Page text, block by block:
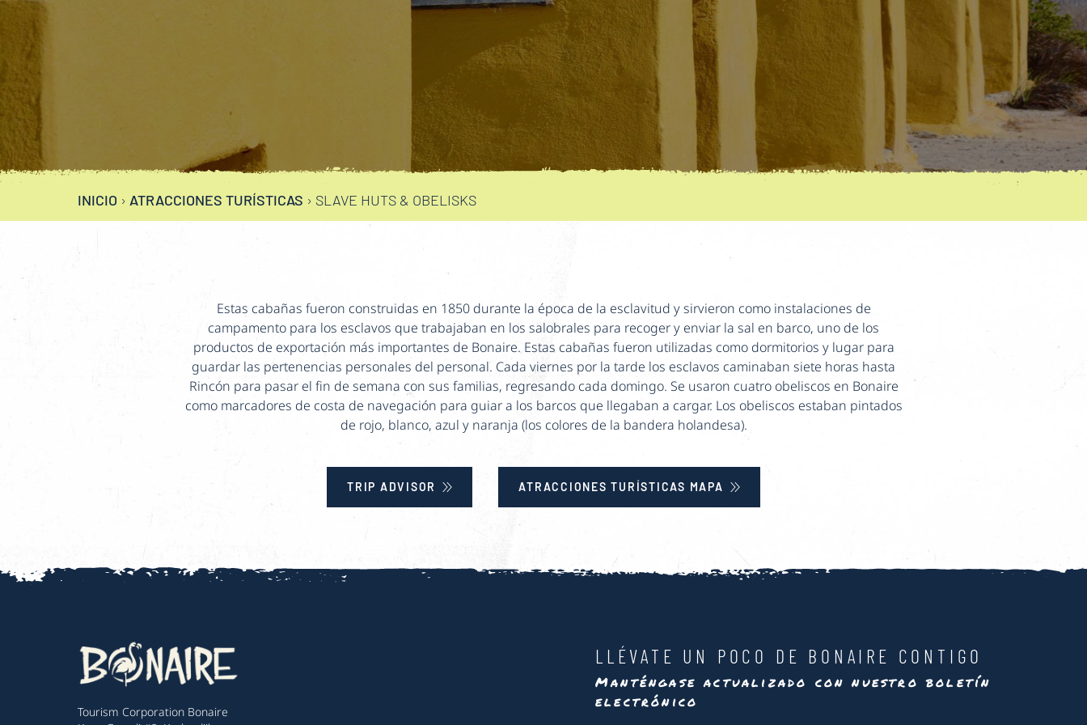
INICIO › ATRACCIONES TURÍSTICAS › SLAVE HUTS & OBELISKS
Estas cabañas fueron construidas en 1850 durante la época de la esclavitud y sirvieron como instalaciones de
campamento para los esclavos que trabajaban en los salobrales para recoger y enviar la sal en barco, uno de los
productos de exportación más importantes de Bonaire. Estas cabañas fueron utilizadas como dormitorios y lugar para
guardar las pertenencias personales del personal. Cada viernes por la tarde los esclavos caminaban siete horas hasta
Rincón para pasar el fin de semana con sus familias, regresando cada domingo. Se usaron cuatro obeliscos en Bonaire
como marcadores de costa de navegación para guiar a los barcos que llegaban a cargar. Los obeliscos estaban pintados
de rojo, blanco, azul y naranja (los colores de la bandera holandesa).
TRIP ADVISOR ATRACCIONES TURÍSTICAS MAPA
Tourism Corporation Bonaire
LLÉVATE UN POCO DE BONAIRE CONTIGO
Manténgase actualizado con nuestro boletín
electrónico